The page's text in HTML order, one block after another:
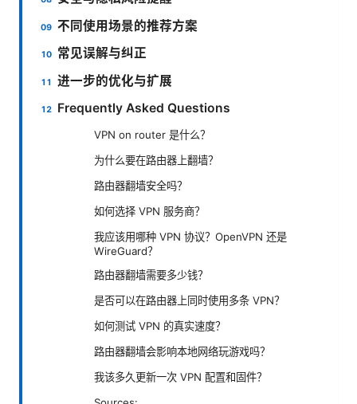
不同使用场景的推荐方案
常见误解与纠正
进一步的优化与扩展
Frequently Asked Questions
VPN on router 是什么？
为什么要在路由器上翻墙？
路由器翻墙安全吗？
如何选择 VPN 服务商？
我应该用哪种 VPN 协议？OpenVPN 还是
WireGuard？
路由器翻墙需要多少钱？
是否可以在路由器上同时使用多条 VPN？
如何测试 VPN 的真实速度？
路由器翻墙会影响本地网络玩游戏吗？
我该多久更新一次 VPN 配置和固件？